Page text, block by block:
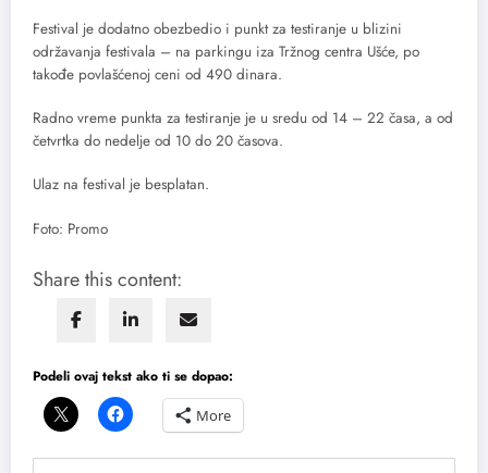
Festival je dodatno obezbedio i punkt za testiranje u blizini
održavanja festivala – na parkingu iza Tržnog centra Ušće, po
takođe povlašćenoj ceni od 490 dinara.
Radno vreme punkta za testiranje je u sredu od 14 – 22 časa, a od
četvrtka do nedelje od 10 do 20 časova.
Ulaz na festival je besplatan.
Foto: Promo
Share this content:
Podeli ovaj tekst ako ti se dopao:
More